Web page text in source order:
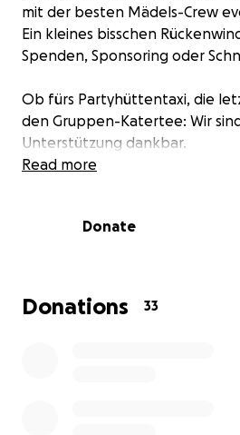
mit der besten Mädels-Crew
Ein kleines bisschen
Spenden, Sponsoring oder
Ob fürs Partyhüttentaxi, die
den Gruppen-Katertee: Wir
Unterstützung dankbar.
Spende und werdet Teil
Read more
Donate
Donations 33